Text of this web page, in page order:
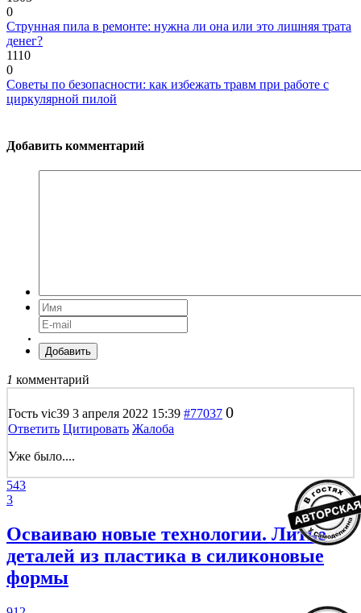
0
Струнная пила в ремонте: нужна ли она или это лишняя трата
денег?
1110
0
Советы по безопасности: как избежать травм при работе с
циркулярной пилой
Добавить комментарий
Добавить
1 комментарий
Гость vic39 3 апреля 2022 15:39 #77037 0
Ответить Цитировать Жалоба
Уже было....
543
3
Осваиваю новые технологии. Литье
деталей из пластика в силиконовые
формы